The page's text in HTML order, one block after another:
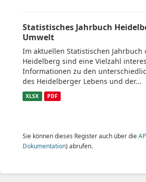
Statistisches Jahrbuch
Umwelt
Im aktuellen Statistischen Jahrbuch
Heidelberg sind eine Vielzahl
Informationen zu den
des Heidelberger Lebens und der...
XLSX PDF
Sie können dieses Register auch über die
Dokumentation) abrufen.